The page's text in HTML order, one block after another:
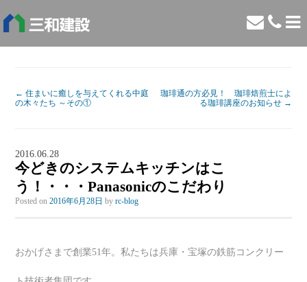
← 住まいに癒しを与えてくれる中庭
の木々たち ～その①
珈琲通の方必見！ 珈琲焙煎士によ
る珈琲講座のお知らせ →
2016.06.28
今どきのシステムキッチンはこ
う！・・・Panasonicのこだわり
Posted on2016年6月28日 byrc-blog
おかげさまで創業51年。私たちは兵庫・宝塚の鉄筋コンクリー